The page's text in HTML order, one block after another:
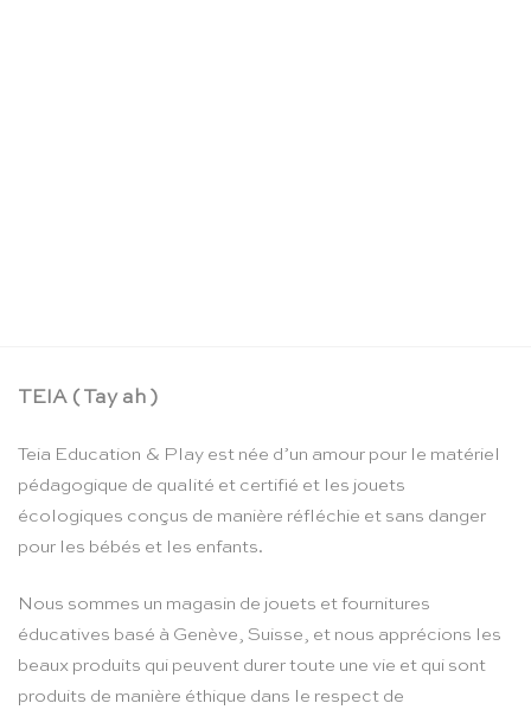
TEIA ( Tay ah )
Teia Education & Play est née d’un amour pour le matériel
pédagogique de qualité et certifié et les jouets
écologiques conçus de manière réfléchie et sans danger
pour les bébés et les enfants.
Nous sommes un magasin de jouets et fournitures
éducatives basé à Genève, Suisse, et nous apprécions les
beaux produits qui peuvent durer toute une vie et qui sont
produits de manière éthique dans le respect de